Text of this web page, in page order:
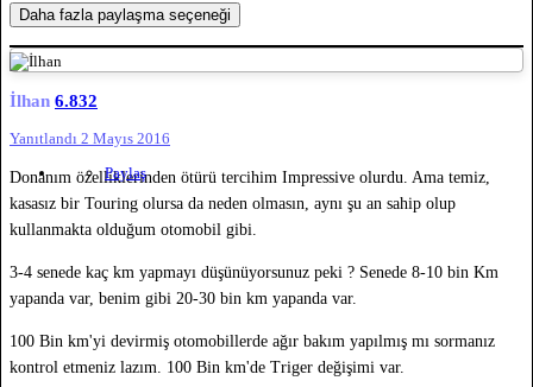
Daha fazla paylaşma seçeneği
İlhan 6.832
Yanıtlandı 2 Mayıs 2016
Paylaş
Donanım özelliklerinden ötürü tercihim Impressive olurdu. Ama temiz,
kasasız bir Touring olursa da neden olmasın, aynı şu an sahip olup
kullanmakta olduğum otomobil gibi.
3-4 senede kaç km yapmayı düşünüyorsunuz peki ? Senede 8-10 bin Km
yapanda var, benim gibi 20-30 bin km yapanda var.
100 Bin km'yi devirmiş otomobillerde ağır bakım yapılmış mı sormanız
kontrol etmeniz lazım. 100 Bin km'de Triger değişimi var.